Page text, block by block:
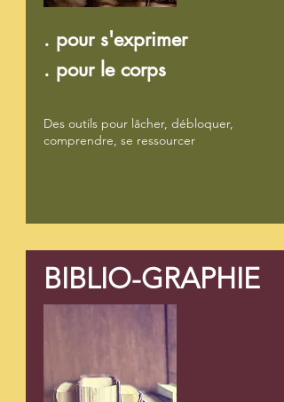
. pour s'exprimer
. pour le corps
Des outils pour lâcher, débloquer,
comprendre, se ressourcer
BIBLIO-GRAPHIE